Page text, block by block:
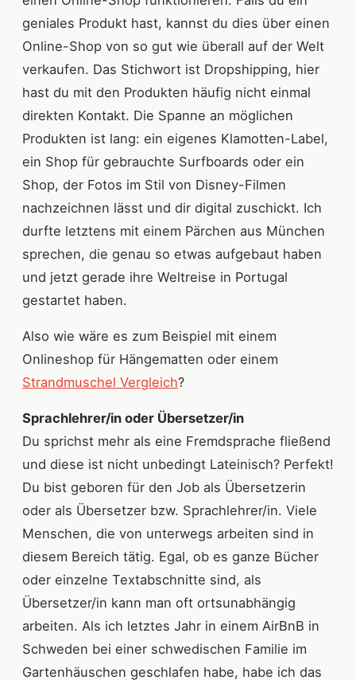
geniales Produkt hast, kannst du dies über einen
Online-Shop von so gut wie überall auf der Welt
verkaufen. Das Stichwort ist Dropshipping, hier
hast du mit den Produkten häufig nicht einmal
direkten Kontakt. Die Spanne an möglichen
Produkten ist lang: ein eigenes Klamotten-Label,
ein Shop für gebrauchte Surfboards oder ein
Shop, der Fotos im Stil von Disney-Filmen
nachzeichnen lässt und dir digital zuschickt. Ich
durfte letztens mit einem Pärchen aus München
sprechen, die genau so etwas aufgebaut haben
und jetzt gerade ihre Weltreise in Portugal
gestartet haben.
Also wie wäre es zum Beispiel mit einem
Onlineshop für Hängematten oder einem
Strandmuschel Vergleich?
Sprachlehrer/in oder Übersetzer/in
Du sprichst mehr als eine Fremdsprache fließend
und diese ist nicht unbedingt Lateinisch? Perfekt!
Du bist geboren für den Job als Übersetzerin
oder als Übersetzer bzw. Sprachlehrer/in. Viele
Menschen, die von unterwegs arbeiten sind in
diesem Bereich tätig. Egal, ob es ganze Bücher
oder einzelne Textabschnitte sind, als
Übersetzer/in kann man oft ortsunabhängig
arbeiten. Als ich letztes Jahr in einem AirBnB in
Schweden bei einer schwedischen Familie im
Gartenhäuschen geschlafen habe, habe ich das